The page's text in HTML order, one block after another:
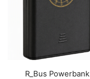
R_Bus Powerbank